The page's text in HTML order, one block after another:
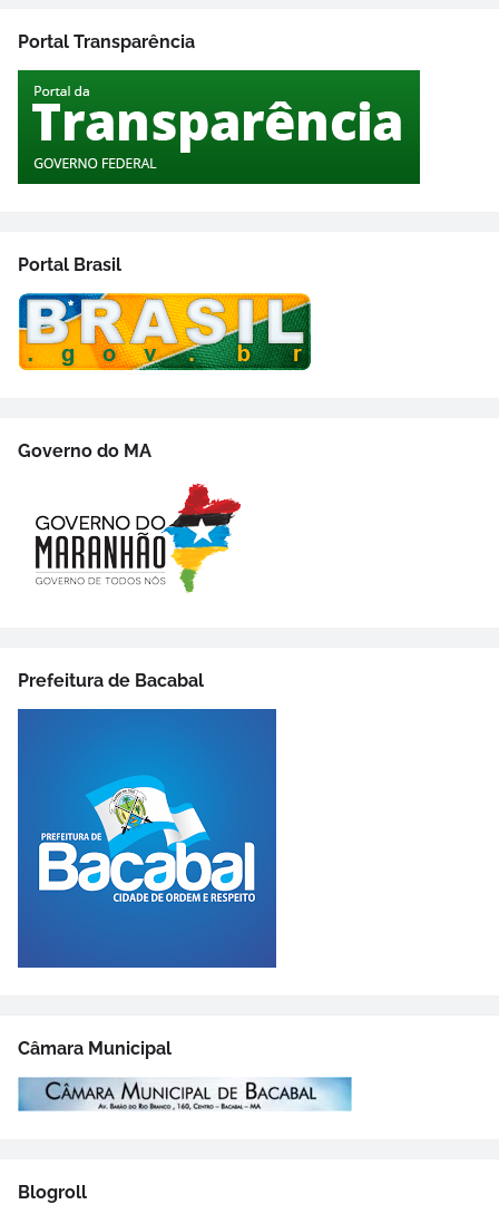
Portal Transparência
Portal Brasil
Governo do MA
Prefeitura de Bacabal
Câmara Municipal
Blogroll